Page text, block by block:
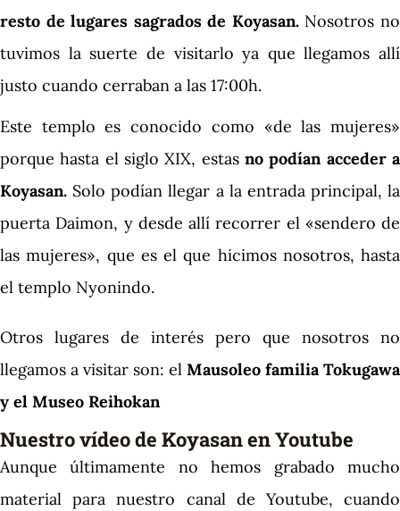
resto de lugares sagrados de Koyasan.Nosotros no
tuvimos la suerte de visitarlo ya que llegamos allí
justo cuando cerraban a las 17:00h.
Este templo es conocido como «de las mujeres»
porque hasta el siglo XIX, estas no podían acceder a
Koyasan. Solo podían llegar a la entrada principal, la
puerta Daimon, y desde allí recorrer el «sendero de
las mujeres», que es el que hicimos nosotros, hasta
el templo Nyonindo.
Otros lugares de interés pero que nosotros no
llegamos a visitar son: el Mausoleo familia Tokugawa
y el Museo Reihokan
Nuestro vídeo de Koyasan en Youtube
Aunque últimamente no hemos grabado mucho
material para nuestro canal de Youtube, cuando